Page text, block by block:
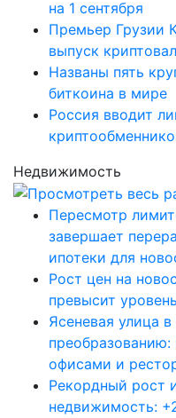
на 1 сентября
Премьер Грузии
выпуск
Названы пять
биткоина в мире
Россия вводит
Недвижимость
Пересмотр
завершает
ипотеки для
Рост цен на
превысит
Ясеневая улица
офисами и
Рекордный рост
недвижимость: